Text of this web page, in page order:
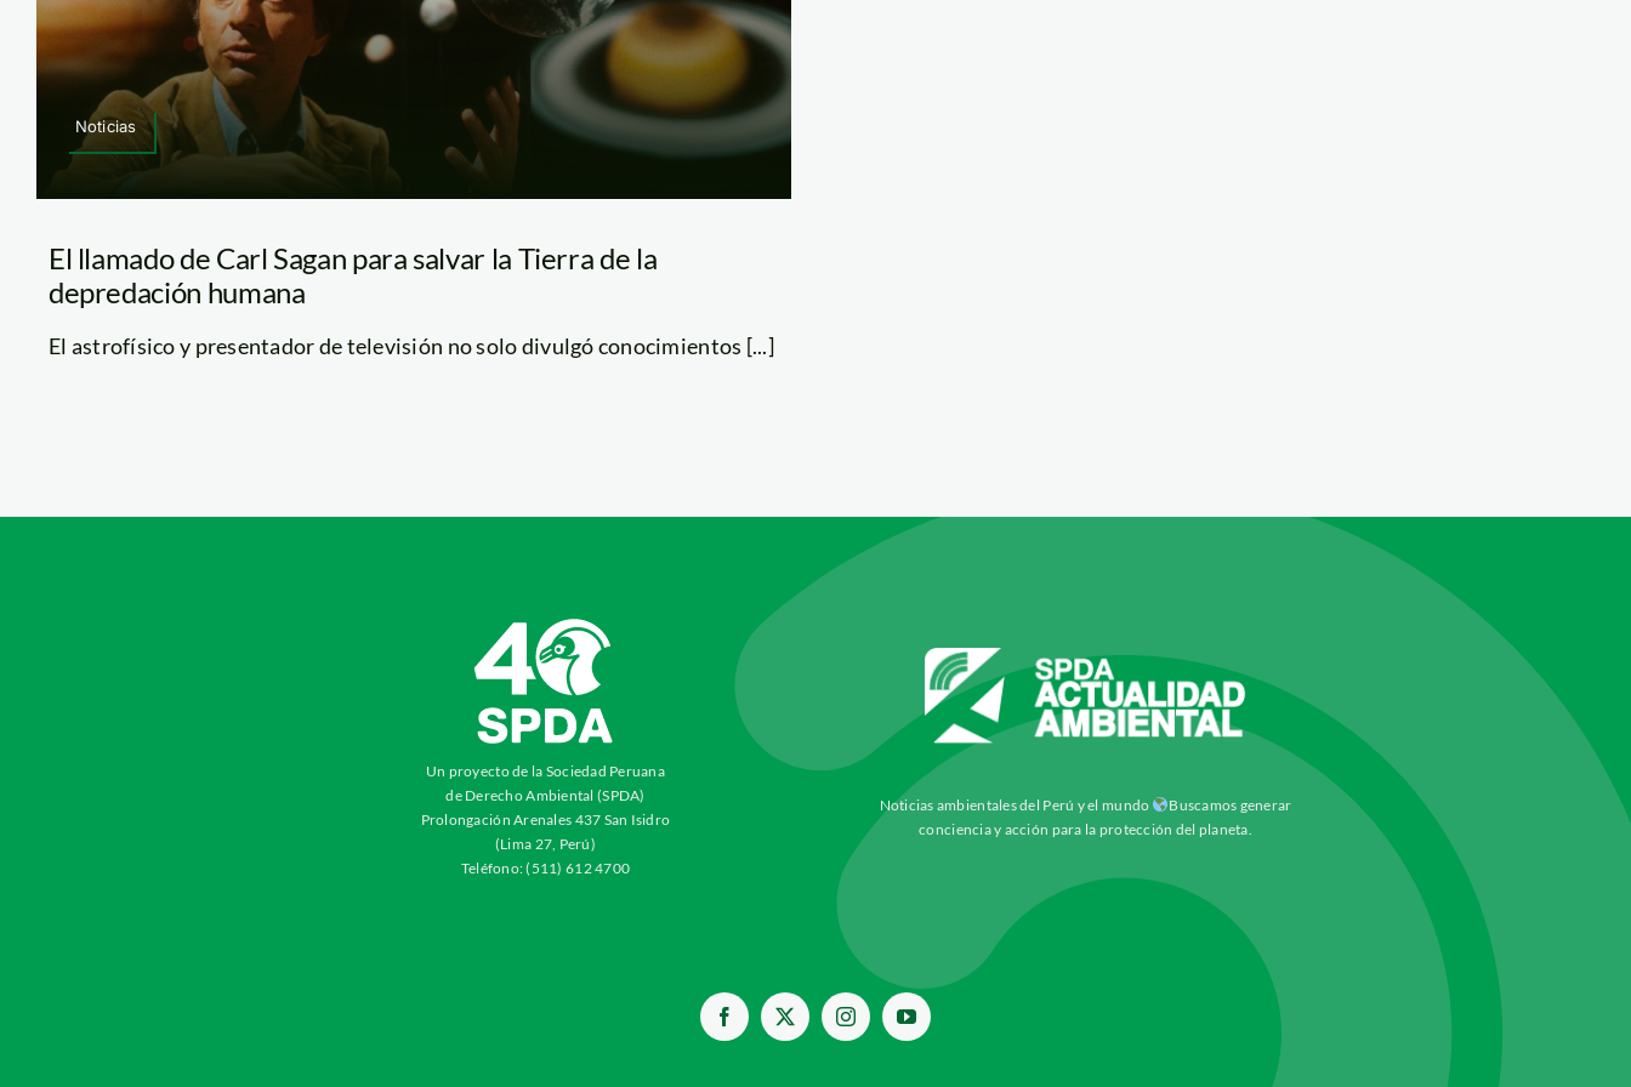
Noticias
El llamado de Carl Sagan para salvar la Tierra de la
depredación humana
El astrofísico y presentador de televisión no solo divulgó conocimientos [...]
Un proyecto de la Sociedad Peruana
de Derecho Ambiental (SPDA)
Prolongación Arenales 437 San Isidro
(Lima 27, Perú)
Teléfono: (511) 612 4700
Noticias ambientales del Perú y el mundo
Buscamos generar
conciencia y acción para la protección del planeta.